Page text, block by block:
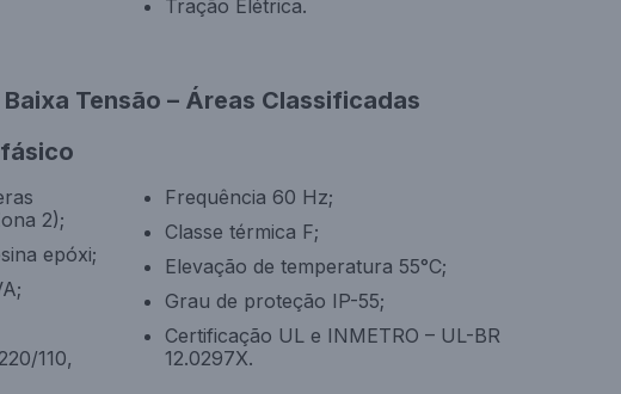
Tração Elétrica.
Tensão – Áreas Classificadas
2);
epóxi;
110,
Frequência 60 Hz;
Classe térmica F;
Elevação de temperatura 55°C;
Grau de proteção IP-55;
Certificação UL e INMETRO – UL-BR
12.0297X.